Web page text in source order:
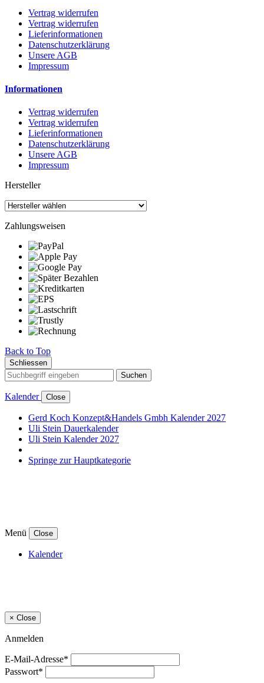
Vertrag widerrufen
Vertrag widerrufen
Lieferinformationen
Datenschutzerklärung
Unsere AGB
Impressum
Informationen
Vertrag widerrufen
Vertrag widerrufen
Lieferinformationen
Datenschutzerklärung
Unsere AGB
Impressum
Hersteller
Zahlungsweisen
Back to Top
Schliessen
Suchen
Kalender Close
Gerd Koch Konzept&Handels Gmbh Kalender 2027
Uli Stein Dauerkalender
Uli Stein Kalender 2027
Springe zur Hauptkategorie
Menü Close
Kalender
× Close
Anmelden
E-Mail-Adresse*
Passwort*